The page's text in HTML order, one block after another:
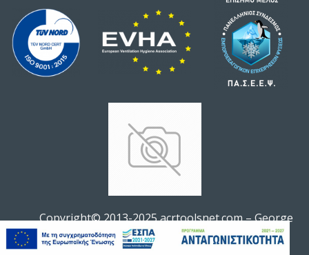
Copyright© 2013-2025 acrtoolsnet.com – George
Soldatos All rights reserved.
ΦΊΛΤΡΟ ΠΡΟΪΌΝΤΩΝ